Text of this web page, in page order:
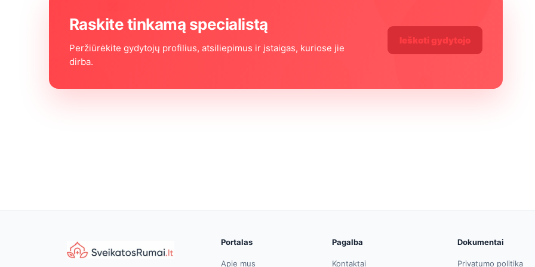
Raskite tinkamą specialistą
Peržiūrėkite gydytojų profilius, atsiliepimus ir įstaigas, kuriose jie
dirba.
Ieškoti gydytojo
Portalas
Apie mus
Pagalba
Kontaktai
Dokumentai
Privatumo politika